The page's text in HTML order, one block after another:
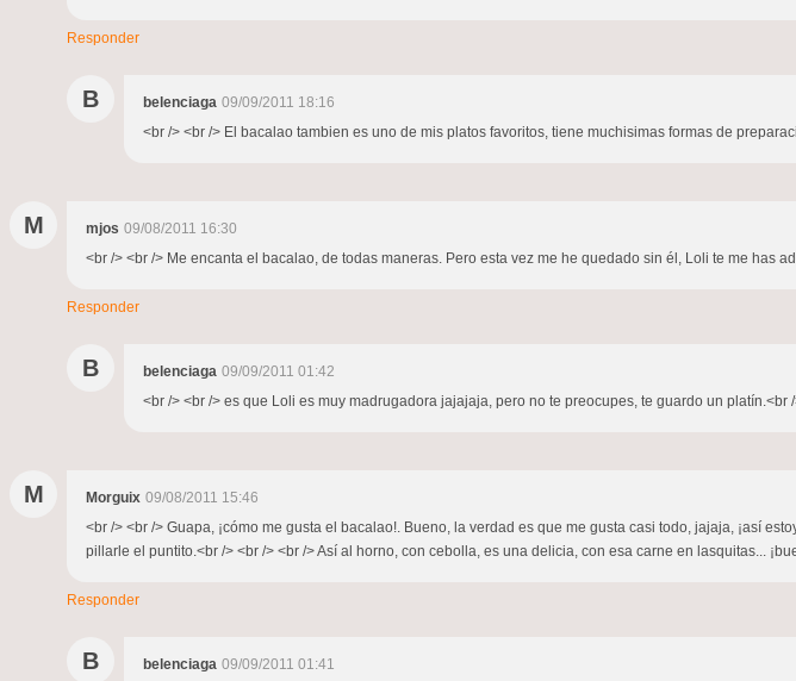
Responder
B belenciaga 09/09/2011 18:16
<br /> <br /> El bacalao tambien es uno de mis platos favoritos, tiene muchisimas formas de
M mjos 09/08/2011 16:30
<br /> <br /> Me encanta el bacalao, de todas maneras. Pero esta vez me he quedado sin él, Loli te me has
Responder
B belenciaga 09/09/2011 01:42
<br /> <br /> es que Loli es muy madrugadora jajajaja, pero no te preocupes, te guardo un platín.<br
M Morguix 09/08/2011 15:46
<br /> <br /> Guapa, ¡cómo me gusta el bacalao!. Bueno, la verdad es que me gusta casi todo, jajaja, ¡así
pillarle el puntito.<br /> <br /> <br /> Así al horno, con cebolla, es una delicia, con esa carne en lasquitas...
Responder
B belenciaga 09/09/2011 01:41